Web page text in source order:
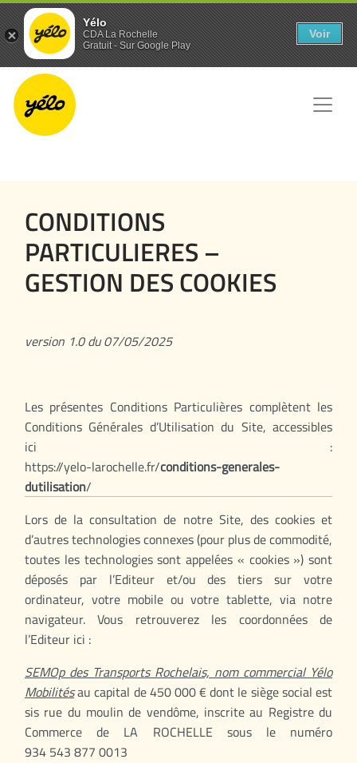
CONDITIONS
PARTICULIERES –
GESTION DES COOKIES
version 1.0 du 07/05/2025
Les présentes Conditions Particulières complètent les
Conditions Générales d’Utilisation du Site, accessibles
ici :
https://yelo-larochelle.fr/conditions-generales-
dutilisation/
Lors de la consultation de notre Site, des cookies et
d’autres technologies connexes (pour plus de commodité,
toutes les technologies sont appelées « cookies ») sont
déposés par l’Editeur et/ou des tiers sur votre
ordinateur, votre mobile ou votre tablette, via notre
navigateur. Vous retrouverez les coordonnées de
l’Editeur ici :
SEMOp des Transports Rochelais, nom commercial Yélo
Mobilitésau capital de 450 000 € dont le siège social est
sis rue du moulin de vendôme, inscrite au Registre du
Commerce de LA ROCHELLE sous le numéro
934 543 877 0013
Yélo
CDA La Rochelle
Gratuit - Sur Google Play
Voir
Panneau de gestion des cookies